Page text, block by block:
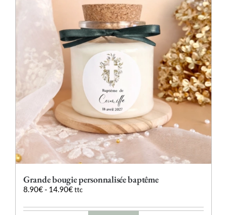
peuvent
être
choisies
sur
la
page
du
produit
Grande bougie personnalisée baptême
8.90€- 14.90€ ttc